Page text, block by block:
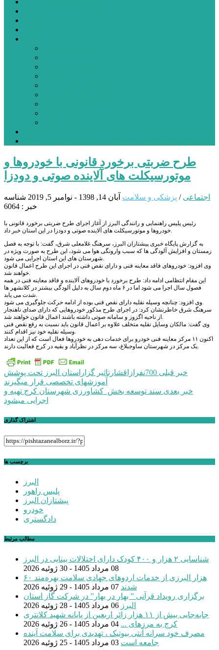
طرح ضربتی برخورد قانونی با خودروها و
موتورسیکلت های آلاینده صوتی و دودزا
اجتماعی / پزشکی و سلامت آبان 14, 1398 - نوامبر 5, 2019
شناسه
خبر : 6064
رئیس پلیس راهنمایی و رانندگی البرز از آغاز اجرای طرح ضربتی برخورد قانونی با
خودروها و موتورسیکلت های آلاینده صوتی و دودزا در این استان خبر داد.
به گزارش پایگاه خبری پیشتازان البرز، سرهنگ غلامعلی شرق، گفت: با توجه به فصل
زمستان و افزایش آلودگی ها که سبب وارونگی هوا می شود، این طرح به صورت ویژه در
شهرستان های این استان اجرایی می شود.
وی افزود: خودروهای فاقد معاینه فنی و دارای نقص فنی در اجرای این طرح اعمال قانون
خواهند شد.
این مقام انتظامی ادامه داد: طرح برخورد با خودروهای آلاینده و فاقد معاینه فنی در همه
فصول سال اجرا می شود اما در ۶ ماه دوم سال به دلیل آلودگی بیشتر در کلانشهر ها
شدت می یابد.
وی افزود: چنانچه وسیله نقلیه دارای نقص فنی بوده از ادامه حرکت جلوگیری می شود.
سرهنگ شرق خاطرنشان کرد: در اجرای طرح مذکور خودروهایی که دارای صدای ناهنجار
از ناحیه اگزوز و سامانه صوتی داشته باشند اعمال قانون خواهند شد.
وی گفت: مالکان وسایل نقلیه متخلف علاوه بر اعمال قانون باید نسبت به رفع نقص فنی
وسیله نقلیه خود نیز اقدام کنند.
اکنون ۱۱ مرکز معاینه فنی خودرو برای خدمات دهی به خودروها فعال است که از این تعداد
یک مرکز در شهرستان ساوجبلاغ، سه مرکز در نظرآباد و بقیه در کرج فعالیت دارند.
راهبری
نوشته
خبر قبلی
700نفرازاقشارتاثیر گزاراستان البرز تحت پوشش
آموزشهای تخصصی قرار میگیرند
خبر بعدی سند توسعه بخش کشاورزی شهرستان کرج تهیه و
اجرایی میشود
اشتراک گذاری
برچسب ها
البرز
پلیس راهور
پیشتازان البرز
خودرو
دادگستری
مطالب مرتبط
شناسایی ۲ هزار و ۴۰۰ کودک دارای اختلالات بینایی در البرز
08 مرداد 1405 - 30 ژوئیه 2026
۶۰ هزار البرزی از خدمات اردوهای جهادی سلامت بهره‌مند
شدند 07 مرداد 1405 - 29 ژوئیه 2026
برگزاری رویداد قرآنی ” بهار در بهار” در شرکت گاز استان
البرز 06 مرداد 1405 - 28 ژوئیه 2026
جابه‌جایی بیش از ۱۱ هزار زائر اربعین از پایانه شهید کلانتری
کرج به مرزهای ... 04 مرداد 1405 - 26 ژوئیه 2026
مصرف خود سرانه آنتی بیوتیک ، تهدیدی برای سلامت آینده
جامعه است 03 مرداد 1405 - 25 ژوئیه 2026